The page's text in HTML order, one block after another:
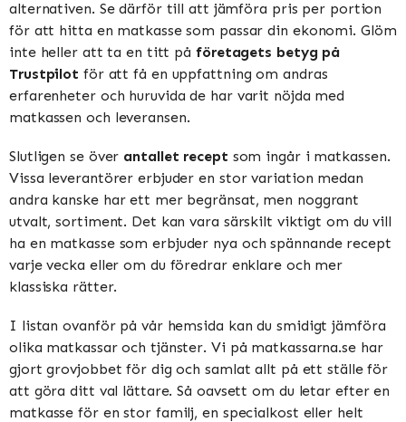
alternativen. Se därför till att jämföra pris per portion
för att hitta en matkasse som passar din ekonomi. Glöm
inte heller att ta en titt på företagets betyg på
Trustpilot för att få en uppfattning om andras
erfarenheter och huruvida de har varit nöjda med
matkassen och leveransen.
Slutligen se över antallet recept som ingår i matkassen.
Vissa leverantörer erbjuder en stor variation medan
andra kanske har ett mer begränsat, men noggrant
utvalt, sortiment. Det kan vara särskilt viktigt om du vill
ha en matkasse som erbjuder nya och spännande recept
varje vecka eller om du föredrar enklare och mer
klassiska rätter.
I listan ovanför på vår hemsida kan du smidigt jämföra
olika matkassar och tjänster. Vi på matkassarna.se har
gjort grovjobbet för dig och samlat allt på ett ställe för
att göra ditt val lättare. Så oavsett om du letar efter en
matkasse för en stor familj, en specialkost eller helt